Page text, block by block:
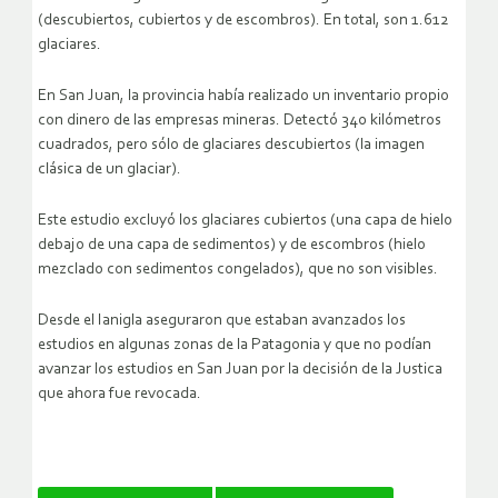
(descubiertos, cubiertos y de escombros). En total, son 1.612
glaciares.
En San Juan, la provincia había realizado un inventario propio
con dinero de las empresas mineras. Detectó 340 kilómetros
cuadrados, pero sólo de glaciares descubiertos (la imagen
clásica de un glaciar).
Este estudio excluyó los glaciares cubiertos (una capa de hielo
debajo de una capa de sedimentos) y de escombros (hielo
mezclado con sedimentos congelados), que no son visibles.
Desde el Ianigla aseguraron que estaban avanzados los
estudios en algunas zonas de la Patagonia y que no podían
avanzar los estudios en San Juan por la decisión de la Justica
que ahora fue revocada.